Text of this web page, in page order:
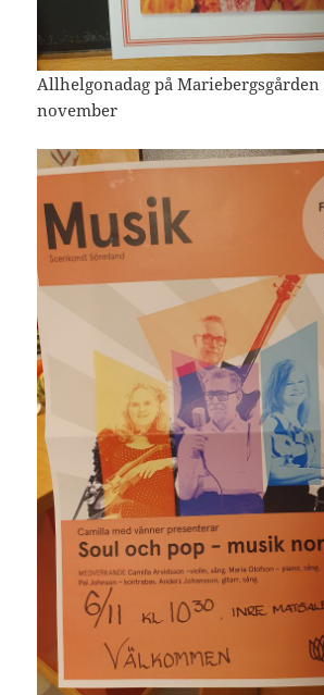
Allhelgonadag på Mariebergsgården
november